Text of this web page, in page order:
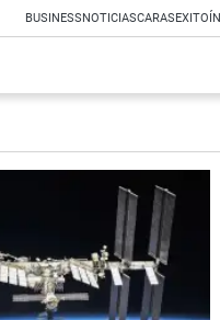
BUSINESSNOTICIASCARAS